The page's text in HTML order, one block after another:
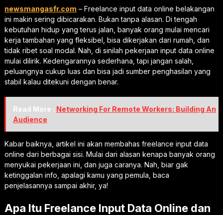
newsmangasfr.com – Freelance input data online belakangan
ini makin sering dibicarakan. Bukan tanpa alasan. Di tengah
kebutuhan hidup yang terus jalan, banyak orang mulai mencari
kerja tambahan yang fleksibel, bisa dikerjakan dari rumah, dan
tidak ribet soal modal. Nah, di sinilah pekerjaan input data online
mulai dilirik. Kedengarannya sederhana, tapi jangan salah,
peluangnya cukup luas dan bisa jadi sumber penghasilan yang
stabil kalau ditekuni dengan benar.
Read More : Networking For Remote Workers: Building An
Audience
Kabar baiknya, artikel ini akan membahas freelance input data
online dari berbagai sisi. Mulai dari alasan kenapa banyak orang
menyukai pekerjaan ini, dan juga caranya. Nah, biar gak
ketinggalan info, apalagi kamu yang pemula, baca
penjelasannya sampai akhir, ya!
Apa Itu Freelance Input Data Online dan